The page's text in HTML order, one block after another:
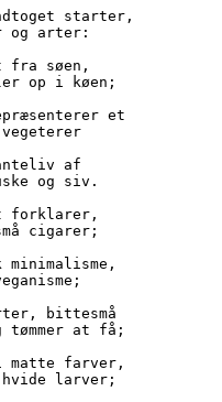
starter,
og arter:
fra søen,
op i køen;
et
vegeterer
af
og siv.
forklarer,
små cigarer;
veganisme;
bittesmå
tømmer at få;
matte farver,
hvide larver;